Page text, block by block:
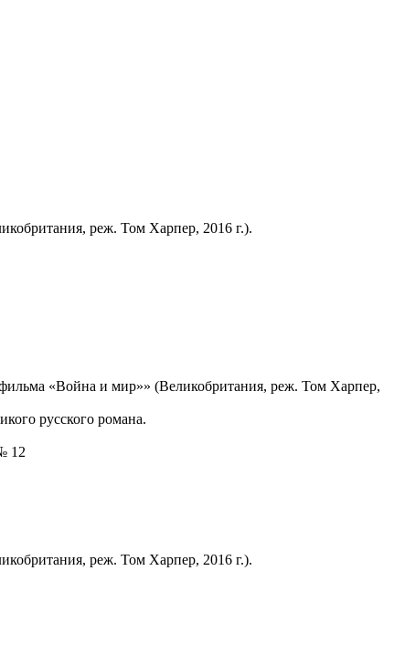
реж. Том Харпер, 2016 г.).
«Война и мир»» (Великобритания, реж. Том Харпер,
русского романа.
12
реж. Том Харпер, 2016 г.).